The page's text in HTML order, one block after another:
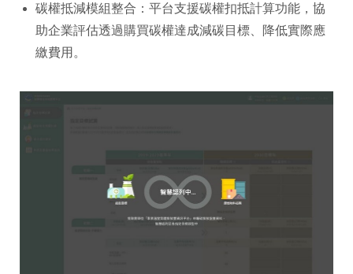
碳權抵減模組整合：平台支援碳權扣抵計算功能，協
助企業評估透過購買碳權達成減碳目標、降低實際應
繳費用。